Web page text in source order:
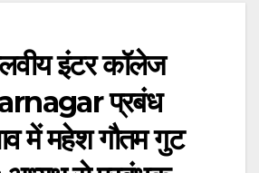
इंटर कॉलेज
प्रबंध
में महेश गौतम गुट